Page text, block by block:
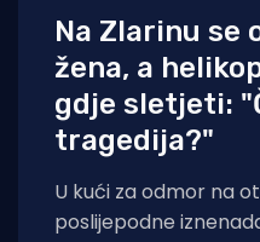
Na Zlarinu se
žena, a
gdje sletjeti:
tragedija?"
U kući za odmor na
poslijepodne